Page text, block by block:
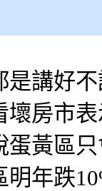
是講好
壞房市
蛋黃區
明年跌